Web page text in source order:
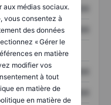
médias sociaux.
vous consentez à
des données
« Gérer le
en matière
modifier vos
à tout
en matière de
en matière de
XXXXXXX
XXXXXXX
XXXXXXX